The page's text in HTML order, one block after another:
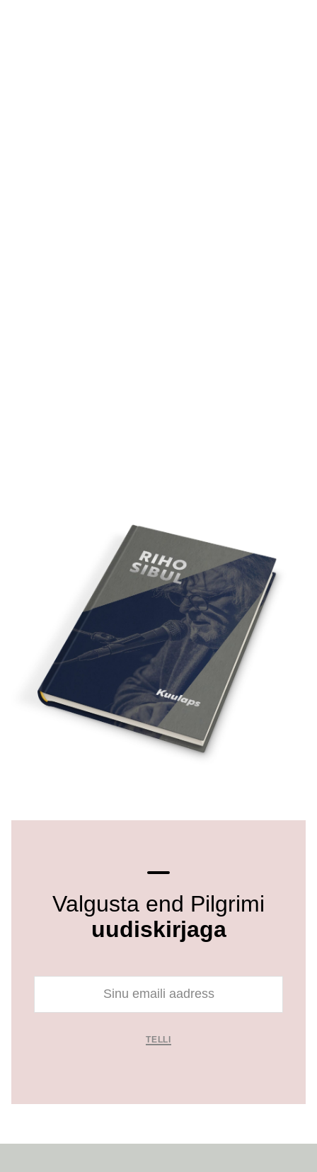
Valgusta end Pilgrimi
uudiskirjaga
TELLI